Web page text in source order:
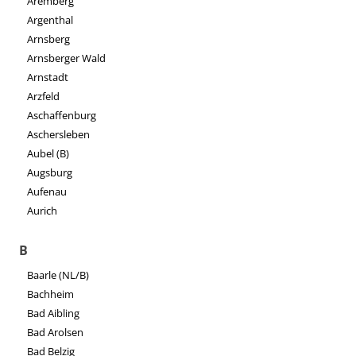
Argenthal
Arnsberg
Arnsberger Wald
Arnstadt
Arzfeld
Aschaffenburg
Aschersleben
Aubel (B)
Augsburg
Aufenau
Aurich
B
Baarle (NL/B)
Bachheim
Bad Aibling
Bad Arolsen
Bad Belzig